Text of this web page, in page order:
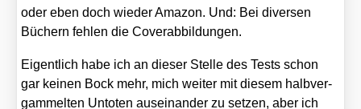
oder eben doch wie­der Ama­zon. Und: Bei diver­sen
Büchern feh­len die Cover­ab­bil­dun­gen.
Eigent­lich habe ich an die­ser Stel­le des Tests schon
gar kei­nen Bock mehr, mich wei­ter mit die­sem halb­ver­
gam­mel­ten Unto­ten aus­ein­an­der zu set­zen, aber ich